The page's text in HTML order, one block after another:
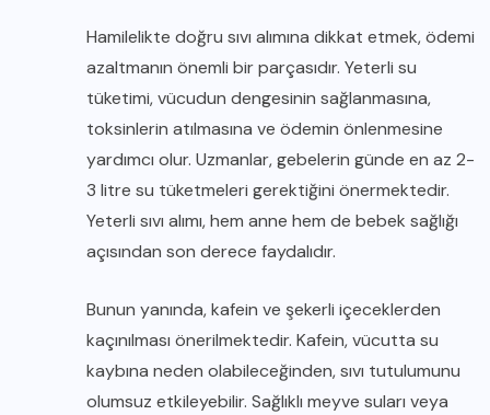
Hamilelikte doğru sıvı alımına dikkat etmek, ödemi
azaltmanın önemli bir parçasıdır. Yeterli su
tüketimi, vücudun dengesinin sağlanmasına,
toksinlerin atılmasına ve ödemin önlenmesine
yardımcı olur. Uzmanlar, gebelerin günde en az 2-
3 litre su tüketmeleri gerektiğini önermektedir.
Yeterli sıvı alımı, hem anne hem de bebek sağlığı
açısından son derece faydalıdır.
Bunun yanında, kafein ve şekerli içeceklerden
kaçınılması önerilmektedir. Kafein, vücutta su
kaybına neden olabileceğinden, sıvı tutulumunu
olumsuz etkileyebilir. Sağlıklı meyve suları veya